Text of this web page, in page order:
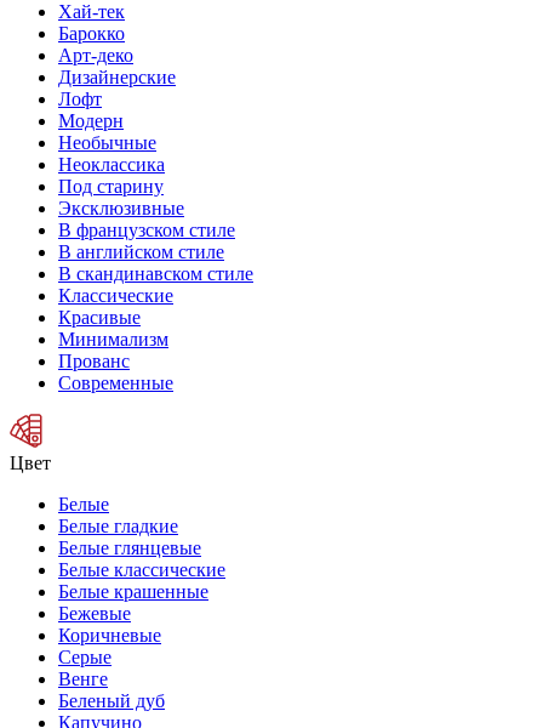
Хай-тек
Барокко
Арт-деко
Дизайнерские
Лофт
Модерн
Необычные
Неоклассика
Под старину
Эксклюзивные
В французском стиле
В английском стиле
В скандинавском стиле
Классические
Красивые
Минимализм
Прованс
Современные
Цвет
Белые
Белые гладкие
Белые глянцевые
Белые классические
Белые крашенные
Бежевые
Коричневые
Серые
Венге
Беленый дуб
Капучино